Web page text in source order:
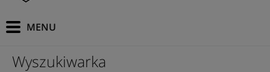
Wyszukiwarka